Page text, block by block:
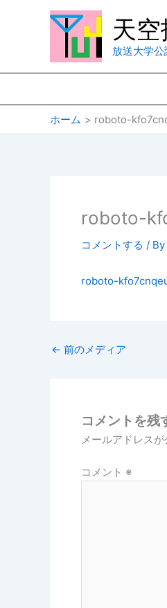
キ
プ
天
放送大学
ホーム roboto-
roboto-
コメントする / By
roboto-
← 前のメディア
コメントを残
メールアドレスが
コメント ※